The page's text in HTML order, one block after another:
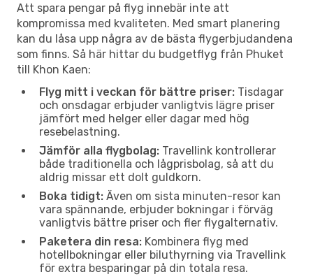
Att spara pengar på flyg innebär inte att
kompromissa med kvaliteten. Med smart planering
kan du låsa upp några av de bästa flygerbjudandena
som finns. Så här hittar du budgetflyg från Phuket
till Khon Kaen:
Flyg mitt i veckan för bättre priser: Tisdagar
och onsdagar erbjuder vanligtvis lägre priser
jämfört med helger eller dagar med hög
resebelastning.
Jämför alla flygbolag: Travellink kontrollerar
både traditionella och lågprisbolag, så att du
aldrig missar ett dolt guldkorn.
Boka tidigt: Även om sista minuten-resor kan
vara spännande, erbjuder bokningar i förväg
vanligtvis bättre priser och fler flygalternativ.
Paketera din resa: Kombinera flyg med
hotellbokningar eller biluthyrning via Travellink
för extra besparingar på din totala resa.